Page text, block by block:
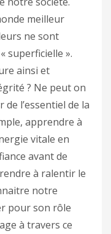
meilleur
ne sont
superficielle ».
ainsi et
? Ne peut on
l’essentiel de la
apprendre à
vitale en
avant de
à ralentir le
notre
pour son rôle
à travers ce